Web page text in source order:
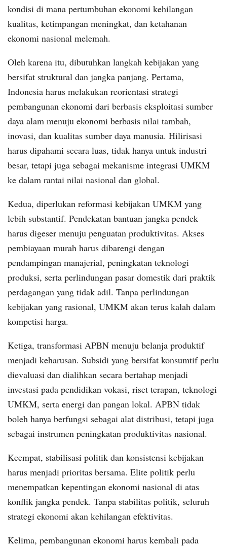
kondisi di mana pertumbuhan ekonomi kehilangan
kualitas, ketimpangan meningkat, dan ketahanan
ekonomi nasional melemah.
Oleh karena itu, dibutuhkan langkah kebijakan yang
bersifat struktural dan jangka panjang. Pertama,
Indonesia harus melakukan reorientasi strategi
pembangunan ekonomi dari berbasis eksploitasi sumber
daya alam menuju ekonomi berbasis nilai tambah,
inovasi, dan kualitas sumber daya manusia. Hilirisasi
harus dipahami secara luas, tidak hanya untuk industri
besar, tetapi juga sebagai mekanisme integrasi UMKM
ke dalam rantai nilai nasional dan global.
Kedua, diperlukan reformasi kebijakan UMKM yang
lebih substantif. Pendekatan bantuan jangka pendek
harus digeser menuju penguatan produktivitas. Akses
pembiayaan murah harus dibarengi dengan
pendampingan manajerial, peningkatan teknologi
produksi, serta perlindungan pasar domestik dari praktik
perdagangan yang tidak adil. Tanpa perlindungan
kebijakan yang rasional, UMKM akan terus kalah dalam
kompetisi harga.
Ketiga, transformasi APBN menuju belanja produktif
menjadi keharusan. Subsidi yang bersifat konsumtif perlu
dievaluasi dan dialihkan secara bertahap menjadi
investasi pada pendidikan vokasi, riset terapan, teknologi
UMKM, serta energi dan pangan lokal. APBN tidak
boleh hanya berfungsi sebagai alat distribusi, tetapi juga
sebagai instrumen peningkatan produktivitas nasional.
Keempat, stabilisasi politik dan konsistensi kebijakan
harus menjadi prioritas bersama. Elite politik perlu
menempatkan kepentingan ekonomi nasional di atas
konflik jangka pendek. Tanpa stabilitas politik, seluruh
strategi ekonomi akan kehilangan efektivitas.
Kelima, pembangunan ekonomi harus kembali pada